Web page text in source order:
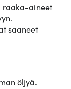
raaka-aineet
saaneet
öljyä.